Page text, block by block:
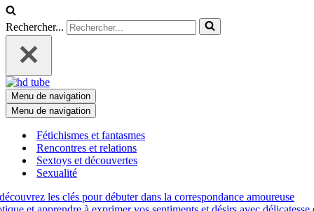
Rechercher...
Menu de navigation
Menu de navigation
Fétichismes et fantasmes
Rencontres et relations
Sextoys et découvertes
Sexualité